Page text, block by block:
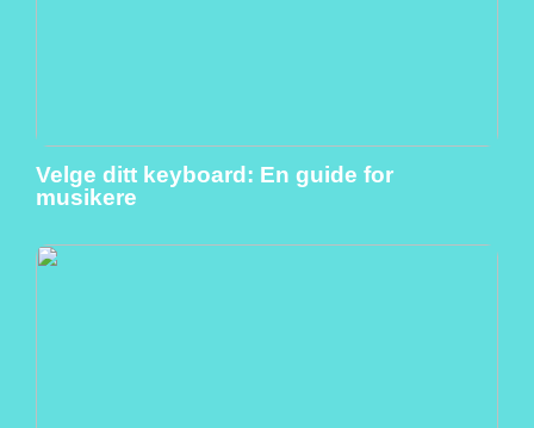
Velge ditt keyboard: En guide for
musikere